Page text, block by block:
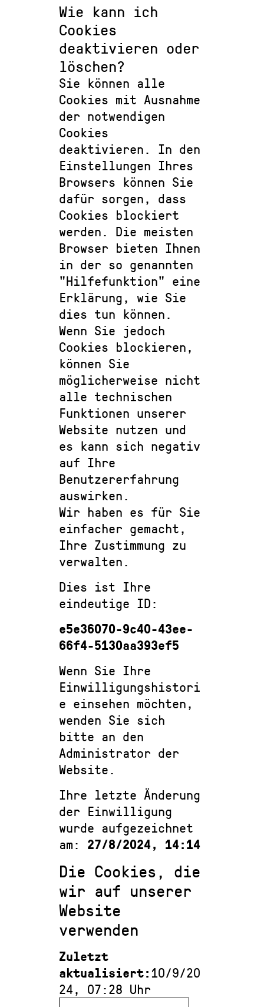
Wie kann ich
Cookies
deaktivieren oder
löschen?
Sie können alle
Cookies mit Ausnahme
der notwendigen
Cookies
deaktivieren. In den
Einstellungen Ihres
Browsers können Sie
dafür sorgen, dass
Cookies blockiert
werden. Die meisten
Browser bieten Ihnen
in der so genannten
"Hilfefunktion" eine
Erklärung, wie Sie
dies tun können.
Wenn Sie jedoch
Cookies blockieren,
können Sie
möglicherweise nicht
alle technischen
Funktionen unserer
Website nutzen und
es kann sich negativ
auf Ihre
Benutzererfahrung
auswirken.
Wir haben es für Sie
einfacher gemacht,
Ihre Zustimmung zu
verwalten.
Dies ist Ihre
eindeutige ID:
e5e36070-9c40-43ee-
66f4-5130aa393ef5
Wenn Sie Ihre
Einwilligungshistori
e einsehen möchten,
wenden Sie sich
bitte an den
Administrator der
Website.
Ihre letzte Änderung
der Einwilligung
wurde aufgezeichnet
am: 27/8/2024, 14:14
Die Cookies, die
wir auf unserer
Website
verwenden
Zuletzt
aktualisiert: 10/9/20
24, 07:28 Uhr